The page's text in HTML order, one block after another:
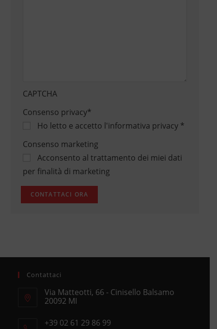
CAPTCHA
Consenso privacy*
Ho letto e accetto l'informativa privacy*
Consenso marketing
Acconsento al trattamento dei miei dati
per finalità di marketing
Contattaci
Via Matteotti, 66 - Cinisello Balsamo
20092 MI
in
+39 02 61 29 86 99